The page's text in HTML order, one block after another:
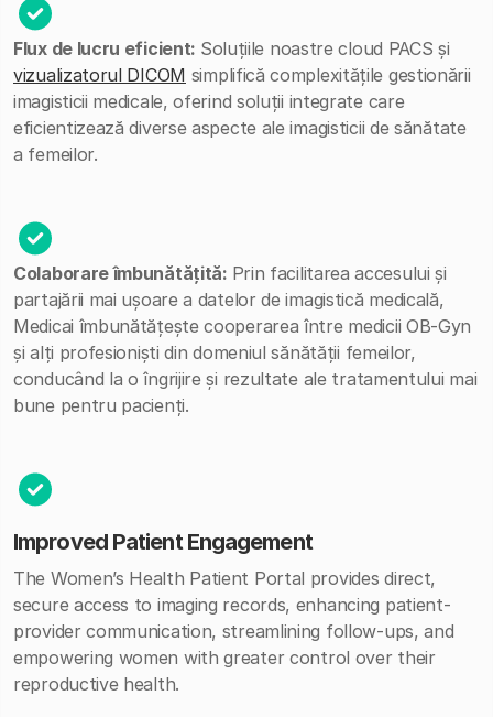
Flux de lucru eficient: Soluțiile noastre cloud PACS și
vizualizatorul DICOM simplifică complexitățile gestionării
imagisticii medicale, oferind soluții integrate care
eficientizează diverse aspecte ale imagisticii de sănătate
a femeilor.
Colaborare îmbunătățită: Prin facilitarea accesului și
partajării mai ușoare a datelor de imagistică medicală,
Medicai îmbunătățește cooperarea între medicii OB-Gyn
și alți profesioniști din domeniul sănătății femeilor,
conducând la o îngrijire și rezultate ale tratamentului mai
bune pentru pacienți.
Improved Patient Engagement
The Women’s Health Patient Portal provides direct,
secure access to imaging records, enhancing patient-
provider communication, streamlining follow-ups, and
empowering women with greater control over their
reproductive health.